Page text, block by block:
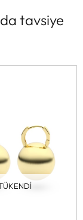
tavsiye